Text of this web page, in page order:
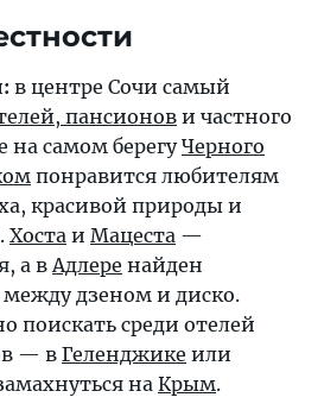
в центре Сочи самый
пансионов и частного
на самом берегуЧерного
понравится любителям
красивой природы и
Хоста и Мацеста —
а вАдлере найден
дзеном и диско.
поискать среди отелей
— в Геленджике или
на Крым.